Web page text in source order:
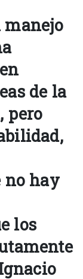
manejo
de la
pero
no hay
los